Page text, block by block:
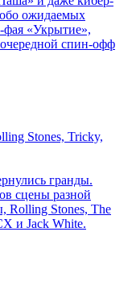
ожидаемых
фая «Укрытие»,
спин-офф
Stones, Tricky,
гранды.
сцены разной
Stones, The
и Jack White.